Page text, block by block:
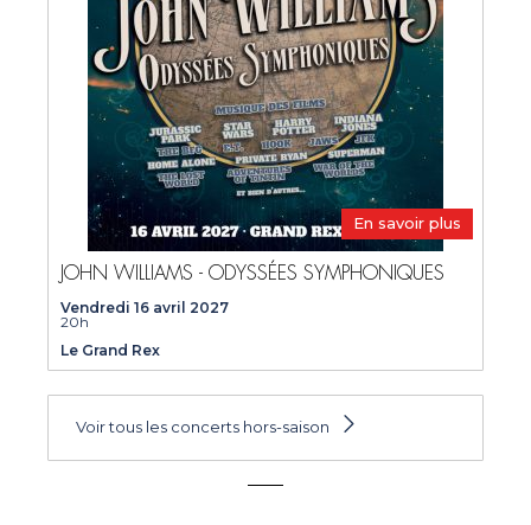
En savoir plus
JOHN WILLIAMS - ODYSSÉES SYMPHONIQUES
Vendredi 16 avril 2027
20h
Le Grand Rex
Voir tous les concerts hors-saison